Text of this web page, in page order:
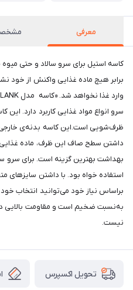
معرفی
کاسه استیل برای سرو سالاد و حتی میوه
برابر هیچ ماده غذایی واکنش از خود
سرو انواع مواد غذایی کاربرد دارد.
ظرف‌شویی است.این کاسه بدنه‌ی خارجی
داشتن سطح صاف این ظرف، ماده
بهداشت بهترین گزینه است. برای سرو
استفاده خواه بود. با داشتن سایزهای
براساس نیاز خود می‌توانید انتخاب
به‌نسبت ضخیم است و مقاومت بالایی در
نیست.
تحویل اکسپرس